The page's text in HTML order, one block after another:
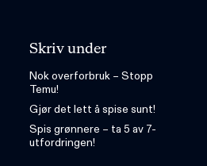
Skriv under
Nok overforbruk – Stopp
Temu!
Gjør det lett å spise sunt!
Spis grønnere – ta 5 av 7-
utfordringen!